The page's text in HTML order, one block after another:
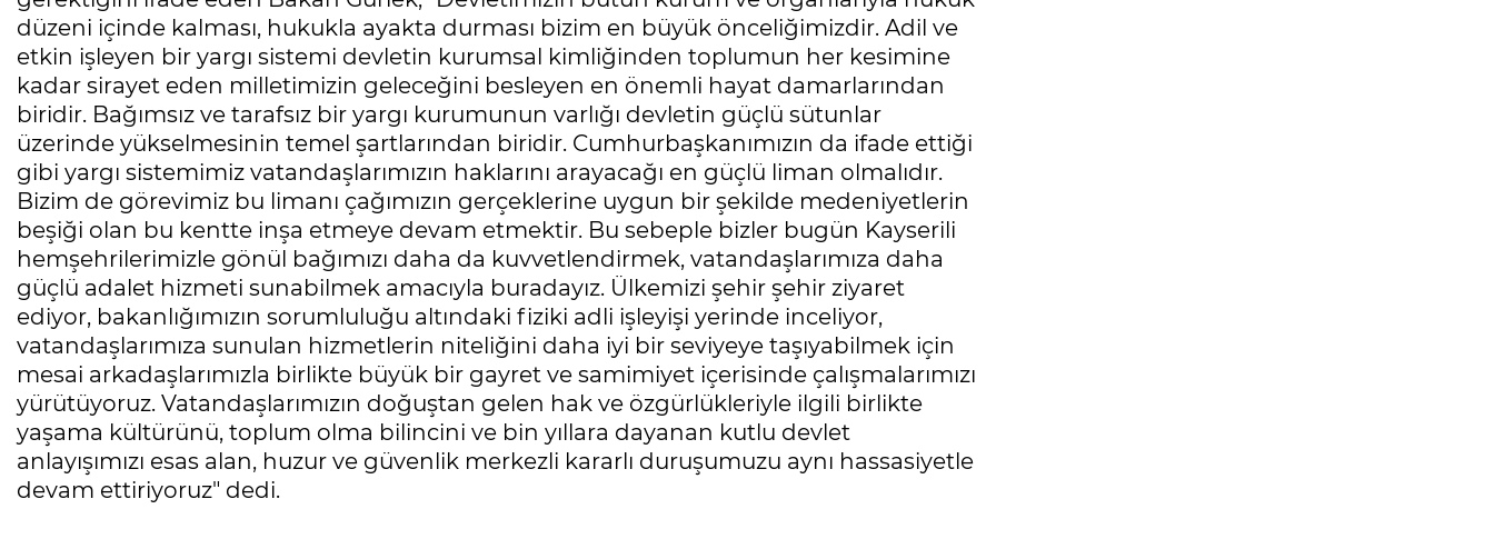
düzeni içinde kalması, hukukla ayakta durması bizim en büyük önceliğimizdir. Adil ve
etkin işleyen bir yargı sistemi devletin kurumsal kimliğinden toplumun her kesimine
kadar sirayet eden milletimizin geleceğini besleyen en önemli hayat damarlarından
biridir. Bağımsız ve tarafsız bir yargı kurumunun varlığı devletin güçlü sütunlar
üzerinde yükselmesinin temel şartlarından biridir. Cumhurbaşkanımızın da ifade ettiği
gibi yargı sistemimiz vatandaşlarımızın haklarını arayacağı en güçlü liman olmalıdır.
Bizim de görevimiz bu limanı çağımızın gerçeklerine uygun bir şekilde medeniyetlerin
beşiği olan bu kentte inşa etmeye devam etmektir. Bu sebeple bizler bugün Kayserili
hemşehrilerimizle gönül bağımızı daha da kuvvetlendirmek, vatandaşlarımıza daha
güçlü adalet hizmeti sunabilmek amacıyla buradayız. Ülkemizi şehir şehir ziyaret
ediyor, bakanlığımızın sorumluluğu altındaki fiziki adli işleyişi yerinde inceliyor,
vatandaşlarımıza sunulan hizmetlerin niteliğini daha iyi bir seviyeye taşıyabilmek için
mesai arkadaşlarımızla birlikte büyük bir gayret ve samimiyet içerisinde çalışmalarımızı
yürütüyoruz. Vatandaşlarımızın doğuştan gelen hak ve özgürlükleriyle ilgili birlikte
yaşama kültürünü, toplum olma bilincini ve bin yıllara dayanan kutlu devlet
anlayışımızı esas alan, huzur ve güvenlik merkezli kararlı duruşumuzu aynı hassasiyetle
devam ettiriyoruz" dedi.